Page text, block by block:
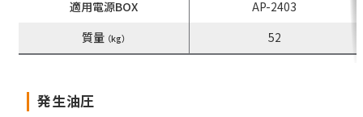
適用電源BOX
AP-2403
質量 （kg） 52
発生油圧